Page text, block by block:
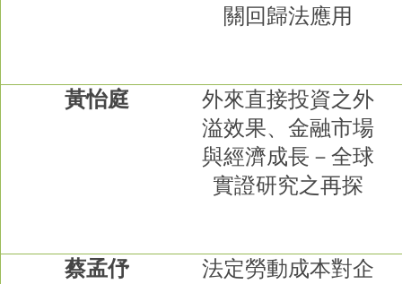
關回歸法應用
黃怡庭
外來直接投資之外
溢效果、金融市場
與經濟成長－全球
實證研究之再探
蔡孟伃
法定勞動成本對企